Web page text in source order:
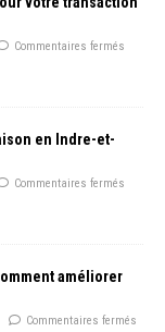
Commentaires fermés
en Indre-et-
Commentaires fermés
améliorer
Commentaires fermés